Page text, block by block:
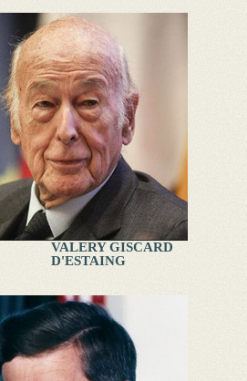
VALERY GISCARD
D'ESTAING